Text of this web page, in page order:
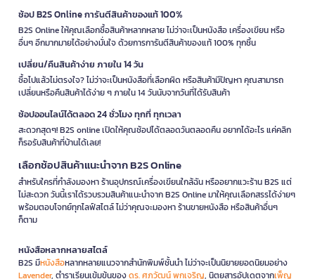
ช้อป B2S Online การันตีสินค้าของแท้ 100%
B2S Online ให้คุณเลือกซื้อสินค้าหลากหลาย ไม่ว่าจะเป็นหนังสือ เครื่องเขียน หรือ
อื่นๆ อีกมากมายได้อย่างมั่นใจ ด้วยการการันตีสินค้าของแท้ 100% ทุกชิ้น
เปลี่ยน/คืนสินค้าง่าย ภายใน 14 วัน
ซื้อไปแล้วไม่ตรงใจ? ไม่ว่าจะเป็นหนังสือที่เลือกผิด หรือสินค้ามีปัญหา คุณสามารถ
เปลี่ยนหรือคืนสินค้าได้ง่าย ๆ ภายใน 14 วันนับจากวันที่ได้รับสินค้า
ช้อปออนไลน์ได้ตลอด 24 ชั่วโมง ทุกที่ ทุกเวลา
สะดวกสุดๆ! B2S online เปิดให้คุณช้อปได้ตลอดวันตลอดคืน อยากได้อะไร แค่คลิก
ก็รอรับสินค้าที่บ้านได้เลย!
เลือกช้อปสินค้าแนะนำจาก B2S Online
สำหรับใครที่กำลังมองหา ร้านอุปกรณ์เครื่องเขียนใกล้ฉัน หรืออยากแวะร้าน B2S แต่
ไม่สะดวก วันนี้เราได้รวบรวมสินค้าแนะนำจาก B2S Online มาให้คุณเลือกสรรได้ง่ายๆ
พร้อมตอบโจทย์ทุกไลฟ์สไตล์ ไม่ว่าคุณจะมองหา ร้านขายหนังสือ หรือสินค้าอื่นๆ
ก็ตาม
หนังสือหลากหลายสไตล์
B2S มีหนังสือหลากหลายแนวจากสำนักพิมพ์ชั้นนำ ไม่ว่าจะเป็นนิยายยอดนิยมอย่าง
Lavender, ตำราเรียนเข้มข้นของดร. ศุภวัฒน์ พุกเจริญ, นิตยสารอัปเดตจากเพ็ญ